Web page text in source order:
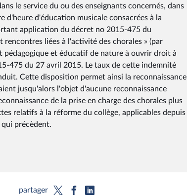
le service du ou des enseignants concernés, dans
d'heure d'éducation musicale consacrées à la
application du décret no 2015-475 du
liées à l'activité des chorales » (par
et éducatif de nature à ouvrir droit à
475 du 27 avril 2015. Le taux de cette indemnité
Cette disposition permet ainsi la reconnaissance
jusqu'alors l'objet d'aucune reconnaissance
de la prise en charge des chorales plus
relatifs à la réforme du collège, applicables depuis
précèdent.
partager